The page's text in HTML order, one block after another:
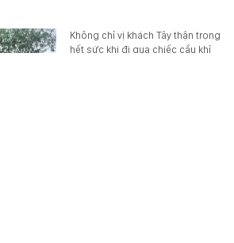
Không chỉ vị khách Tây thận trọng
hết sức khi đi qua chiếc cầu khỉ